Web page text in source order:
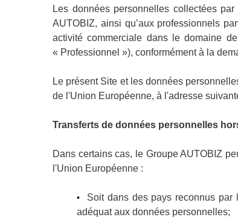
Les données personnelles collectées
AUTOBIZ, ainsi qu’aux professionnels
activité commerciale dans le domaine
« Professionnel »), conformément à la
Le présent Site et les données
de l'Union Européenne, à l'adresse
Transferts de données personnelles
Dans certains cas, le Groupe AUTOBIZ
l'Union Européenne :
•
Soit dans des pays reconnus par
adéquat aux données personnelles;